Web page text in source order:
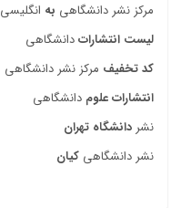
مرکز نشر دانشگاهی به انگلیسی
لیست انتشاراتدانشگاهی
کد تخفیف مرکز نشر دانشگاهی
انتشارات علوم دانشگاهی
نشر دانشگاه تهران
نشر دانشگاهی کیان